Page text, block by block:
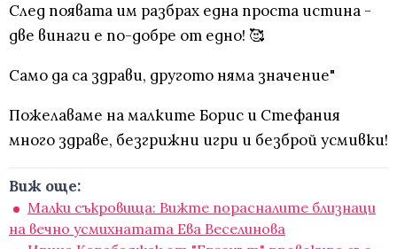
След появата им разбрах една проста истина -
две винаги е по-добре от едно! 🥰
Само да са здрави, другото няма значение"
Пожелаваме на малките Борис и Стефания
много здраве, безгрижни игри и безброй усмивки!
Виж още:
Малки съкровища: Вижте порасналите близнаци
на вечно усмихнатата Ева Веселинова